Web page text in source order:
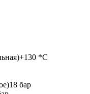
+130 *C
18 бар